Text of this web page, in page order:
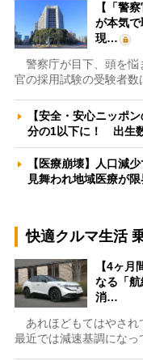
【「警
が本気
現…
警察庁が目下、頭を悩
官の採用試験の受験者
【安全・安心ニッポ
分の1以下に！ 出生
【医療崩壊】人口減
見舞われ地域医療が
快適クルマ生活
【4ヶ
なる「
消…
あれほどもてはやされ
最近では減速基調になっ